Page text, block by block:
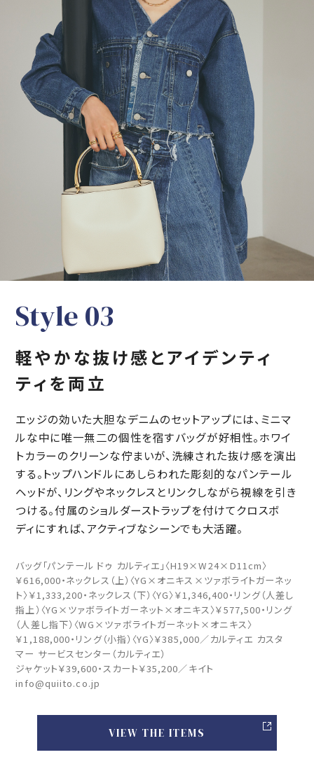
Style03
軽やかな抜け感とアイデンティ
ティを両立
エッジの効いた大胆なデニムのセットアップには、ミニマ
ルな中に唯一無二の個性を宿すバッグが好相性。ホワイ
トカラーのクリーンな佇まいが、洗練された抜け感を演出
する。トップハンドルにあしらわれた彫刻的なパンテール
ヘッドが、リングやネックレスとリンクしながら視線を引き
つける。付属のショルダーストラップを付けてクロスボ
ディにすれば、アクティブなシーンでも大活躍。
バッグ「パンテール ドゥ カルティエ」〈H19×W24×D11cm〉
￥616,000・ネックレス（上）〈YG×オニキス×ツァボライトガーネッ
ト〉￥1,333,200・ネックレス（下）〈YG〉￥1,346,400・リング（人差し
指上）〈YG×ツァボライトガーネット×オニキス〉￥577,500・リング
（人差し指下）〈WG×ツァボライトガーネット×オニキス〉
￥1,188,000・リング（小指）〈YG〉￥385,000／カルティエ カスタ
マー サービスセンター（カルティエ）
ジャケット￥39,600・スカート￥35,200／キイト
info@quiito.co.jp
VIEW THE ITEMS